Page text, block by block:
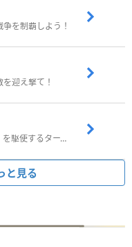
を制覇しよう！
迎え撃て！
武器の『アビリティ』と『戦神』を駆使するターン制コマンドバトルRPG！
と見る